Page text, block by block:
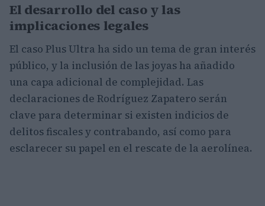
El desarrollo del caso y las
implicaciones legales
El caso Plus Ultra ha sido un tema de gran interés
público, y la inclusión de las joyas ha añadido
una capa adicional de complejidad. Las
declaraciones de Rodríguez Zapatero serán
clave para determinar si existen indicios de
delitos fiscales y contrabando, así como para
esclarecer su papel en el rescate de la aerolínea.